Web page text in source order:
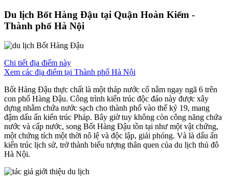
Du lịch Bốt Hàng Đậu tại Quận Hoàn Kiếm -
Thành phố Hà Nội
Chi tiết địa điểm này
Xem các địa điểm tại Thành phố Hà Nội
Bốt Hàng Đậu thực chất là một tháp nước cổ nằm ngay ngã 6 trên
con phố Hàng Đậu. Công trình kiến trúc độc đáo này được xây
dựng nhằm chứa nước sạch cho thành phố vào thế kỷ 19, mang
đậm dấu ấn kiến trúc Pháp. Bây giờ tuy không còn công năng chứa
nước và cấp nước, song Bốt Hàng Đậu tồn tại như một vật chứng,
một chứng tích một thời nô lệ và độc lập, giải phóng. Và là dấu ấn
kiến trúc lịch sử, trở thành biểu tượng thân quen của du lịch thủ đô
Hà Nội.